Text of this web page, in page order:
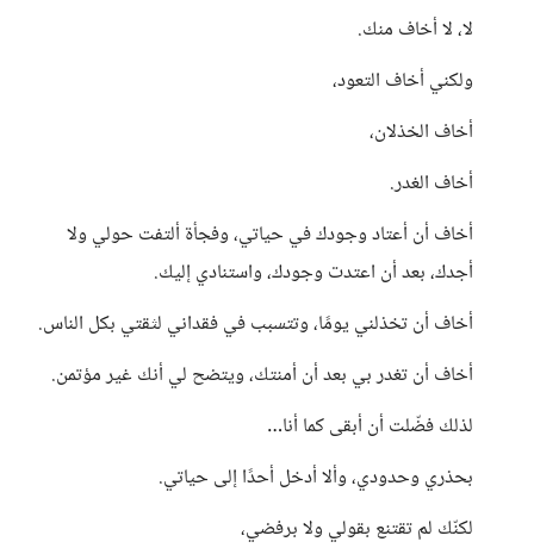
لا، لا أخاف منك.
ولكني أخاف التعود،
أخاف الخذلان،
أخاف الغدر.
أخاف أن أعتاد وجودك في حياتي، وفجأة ألتفت حولي ولا
أجدك، بعد أن اعتدت وجودك، واستنادي إليك.
أخاف أن تخذلني يومًا، وتتسبب في فقداني لثقتي بكل الناس.
أخاف أن تغدر بي بعد أن أمنتك، ويتضح لي أنك غير مؤتمن.
لذلك فضّلت أن أبقى كما أنا…
بحذري وحدودي، وألا أدخل أحدًا إلى حياتي.
لكنّك لم تقتنع بقولي ولا برفضي،